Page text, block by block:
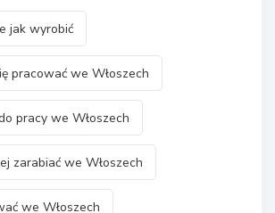
jak wyrobić
pracować we Włoszech
pracy we Włoszech
zarabiać we Włoszech
we Włoszech